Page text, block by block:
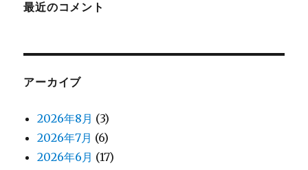
最近のコメント
アーカイブ
2026年8月 (3)
2026年7月 (6)
2026年6月 (17)